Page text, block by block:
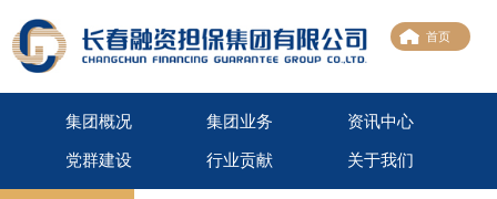
首页
集团概况 集团业务 资讯中心
党群建设 行业贡献 关于我们